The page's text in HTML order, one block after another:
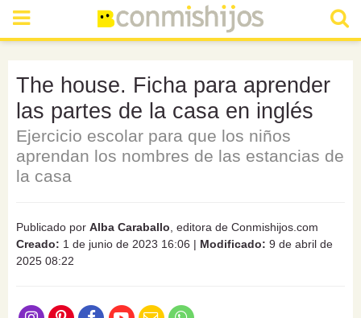
The house. Ficha para aprender
las partes de la casa en inglés
Ejercicio escolar para que los niños
aprendan los nombres de las estancias de
la casa
Publicado por Alba Caraballo , editora de Conmishijos.com
Creado: 1 de junio de 2023 16:06 | Modificado: 9 de abril de
2025 08:22